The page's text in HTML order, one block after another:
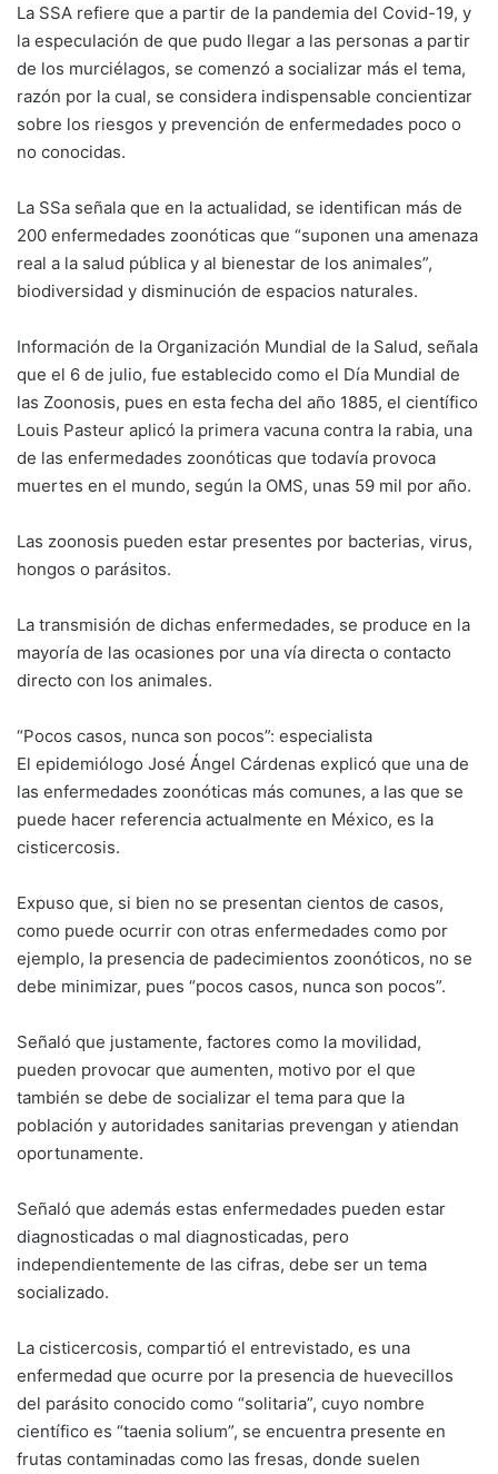
La SSA refiere que a partir de la pandemia del Covid-19, y
la especulación de que pudo llegar a las personas a partir
de los murciélagos, se comenzó a socializar más el tema,
razón por la cual, se considera indispensable concientizar
sobre los riesgos y prevención de enfermedades poco o
no conocidas.
La SSa señala que en la actualidad, se identifican más de
200 enfermedades zoonóticas que “suponen una amenaza
real a la salud pública y al bienestar de los animales”,
biodiversidad y disminución de espacios naturales.
Información de la Organización Mundial de la Salud, señala
que el 6 de julio, fue establecido como el Día Mundial de
las Zoonosis, pues en esta fecha del año 1885, el científico
Louis Pasteur aplicó la primera vacuna contra la rabia, una
de las enfermedades zoonóticas que todavía provoca
muertes en el mundo, según la OMS, unas 59 mil por año.
Las zoonosis pueden estar presentes por bacterias, virus,
hongos o parásitos.
La transmisión de dichas enfermedades, se produce en la
mayoría de las ocasiones por una vía directa o contacto
directo con los animales.
“Pocos casos, nunca son pocos”: especialista
El epidemiólogo José Ángel Cárdenas explicó que una de
las enfermedades zoonóticas más comunes, a las que se
puede hacer referencia actualmente en México, es la
cisticercosis.
Expuso que, si bien no se presentan cientos de casos,
como puede ocurrir con otras enfermedades como por
ejemplo, la presencia de padecimientos zoonóticos, no se
debe minimizar, pues “pocos casos, nunca son pocos”.
Señaló que justamente, factores como la movilidad,
pueden provocar que aumenten, motivo por el que
también se debe de socializar el tema para que la
población y autoridades sanitarias prevengan y atiendan
oportunamente.
Señaló que además estas enfermedades pueden estar
diagnosticadas o mal diagnosticadas, pero
independientemente de las cifras, debe ser un tema
socializado.
La cisticercosis, compartió el entrevistado, es una
enfermedad que ocurre por la presencia de huevecillos
del parásito conocido como “solitaria”, cuyo nombre
científico es “taenia solium”, se encuentra presente en
frutas contaminadas como las fresas, donde suelen